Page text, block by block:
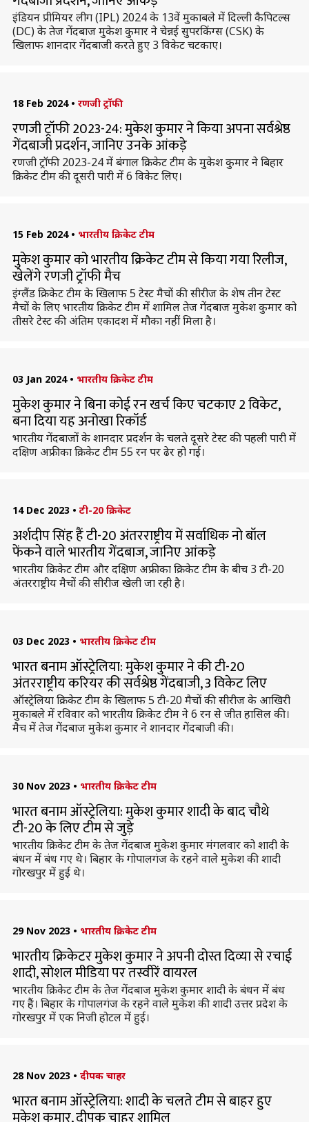
इंडियन प्रीमियर लीग (IPL) 2024 के 13वें मुकाबले में दिल्ली कैपिटल्स
(DC) के तेज गेंदबाज मुकेश कुमार ने चेन्नई सुपरकिंग्स (CSK) के
खिलाफ शानदार गेंदबाजी करते हुए 3 विकेट चटकाए।
18 Feb 2024 • रणजी ट्रॉफी
रणजी ट्रॉफी 2023-24: मुकेश कुमार ने किया अपना सर्वश्रेष्ठ
गेंदबाजी प्रदर्शन, जानिए उनके आंकड़े
रणजी ट्रॉफी 2023-24 में बंगाल क्रिकेट टीम के मुकेश कुमार ने बिहार
क्रिकेट टीम की दूसरी पारी में 6 विकेट लिए।
15 Feb 2024 • भारतीय क्रिकेट टीम
मुकेश कुमार को भारतीय क्रिकेट टीम से किया गया रिलीज,
खेलेंगे रणजी ट्रॉफी मैच
इंग्लैंड क्रिकेट टीम के खिलाफ 5 टेस्ट मैचों की सीरीज के शेष तीन टेस्ट
मैचों के लिए भारतीय क्रिकेट टीम में शामिल तेज गेंदबाज मुकेश कुमार को
तीसरे टेस्ट की अंतिम एकादश में मौका नहीं मिला है।
03 Jan 2024 • भारतीय क्रिकेट टीम
मुकेश कुमार ने बिना कोई रन खर्च किए चटकाए 2 विकेट,
बना दिया यह अनोखा रिकॉर्ड
भारतीय गेंदबाजों के शानदार प्रदर्शन के चलते दूसरे टेस्ट की पहली पारी में
दक्षिण अफ्रीका क्रिकेट टीम 55 रन पर ढेर हो गई।
14 Dec 2023 • टी-20 क्रिकेट
अर्शदीप सिंह हैं टी-20 अंतरराष्ट्रीय में सर्वाधिक नो बॉल
फेंकने वाले भारतीय गेंदबाज, जानिए आंकड़े
भारतीय क्रिकेट टीम और दक्षिण अफ्रीका क्रिकेट टीम के बीच 3 टी-20
अंतरराष्ट्रीय मैचों की सीरीज खेली जा रही है।
03 Dec 2023 • भारतीय क्रिकेट टीम
भारत बनाम ऑस्ट्रेलिया: मुकेश कुमार ने की टी-20
अंतरराष्ट्रीय करियर की सर्वश्रेष्ठ गेंदबाजी, 3 विकेट लिए
ऑस्ट्रेलिया क्रिकेट टीम के खिलाफ 5 टी-20 मैचों की सीरीज के आखिरी
मुकाबले में रविवार को भारतीय क्रिकेट टीम ने 6 रन से जीत हासिल की।
मैच में तेज गेंदबाज मुकेश कुमार ने शानदार गेंदबाजी की।
30 Nov 2023 • भारतीय क्रिकेट टीम
भारत बनाम ऑस्ट्रेलिया: मुकेश कुमार शादी के बाद चौथे
टी-20 के लिए टीम से जुड़े
भारतीय क्रिकेट टीम के तेज गेंदबाज मुकेश कुमार मंगलवार को शादी के
बंधन में बंध गए थे। बिहार के गोपालगंज के रहने वाले मुकेश की शादी
गोरखपुर में हुई थे।
29 Nov 2023 • भारतीय क्रिकेट टीम
भारतीय क्रिकेटर मुकेश कुमार ने अपनी दोस्त दिव्या से रचाई
शादी, सोशल मीडिया पर तस्वीरें वायरल
भारतीय क्रिकेट टीम के तेज गेंदबाज मुकेश कुमार शादी के बंधन में बंध
गए हैं। बिहार के गोपालगंज के रहने वाले मुकेश की शादी उत्तर प्रदेश के
गोरखपुर में एक निजी होटल में हुई।
28 Nov 2023 • दीपक चाहर
भारत बनाम ऑस्ट्रेलिया: शादी के चलते टीम से बाहर हुए